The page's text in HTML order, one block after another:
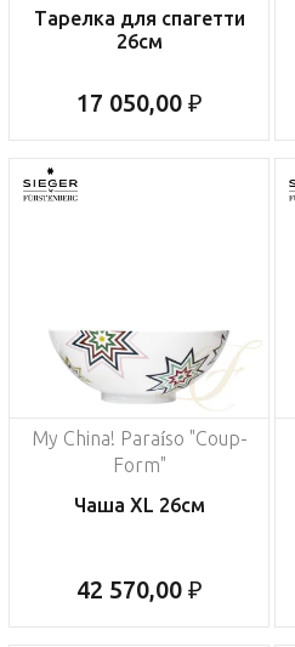
Тарелка для спагетти
26см
17 050,00 ₽
My China! Paraíso "Coup-
Form"
Чаша XL 26см
42 570,00 ₽